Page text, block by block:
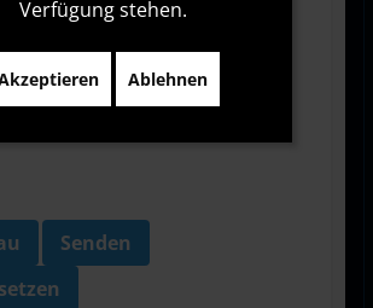
Senden
Verfügung stehen.
Ablehnen